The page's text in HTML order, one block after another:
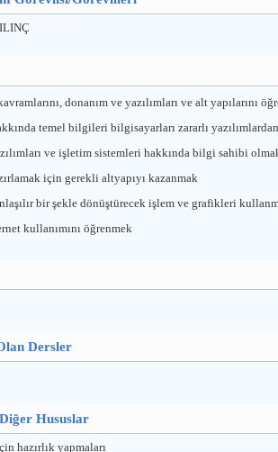
donanım ve yazılımları ve alt yapılarını
temel bilgileri bilgisayarları zararlı
ve işletim sistemleri hakkında bilgi sahibi
için gerekli altyapıyı kazanmak
bir şekle dönüştürecek işlem ve grafikleri
kullanımını öğrenmek
Dersler
Hususlar
hazırlık yapmaları